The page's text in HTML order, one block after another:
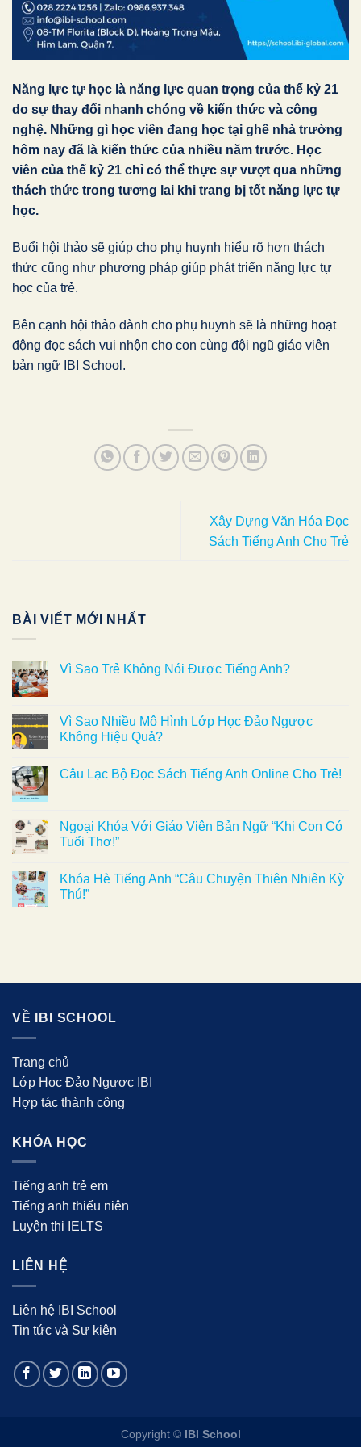
Năng lực tự học là năng lực quan trọng của thế kỷ 21
do sự thay đổi nhanh chóng về kiến thức và công
nghệ. Những gì học viên đang học tại ghế nhà trường
hôm nay đã là kiến thức của nhiều năm trước. Học
viên của thế kỷ 21 chỉ có thể thực sự vượt qua những
thách thức trong tương lai khi trang bị tốt năng lực tự
học.
Buổi hội thảo sẽ giúp cho phụ huynh hiểu rõ hơn thách
thức cũng như phương pháp giúp phát triển năng lực tự
học của trẻ.
Bên cạnh hội thảo dành cho phụ huynh sẽ là những hoạt
động đọc sách vui nhộn cho con cùng đội ngũ giáo viên
bản ngữ IBI School.
Xây Dựng Văn Hóa Đọc
Sách Tiếng Anh Cho Trẻ
BÀI VIẾT MỚI NHẤT
Vì Sao Trẻ Không Nói Được Tiếng Anh?
Vì Sao Nhiều Mô Hình Lớp Học Đảo Ngược
Không Hiệu Quả?
Câu Lạc Bộ Đọc Sách Tiếng Anh Online Cho Trẻ!
Ngoại Khóa Với Giáo Viên Bản Ngữ “Khi Con Có
Tuổi Thơ!”
Khóa Hè Tiếng Anh “Câu Chuyện Thiên Nhiên Kỳ
Thú!”
VỀ IBI SCHOOL
Trang chủ
Lớp Học Đảo Ngược IBI
Hợp tác thành công
KHÓA HỌC
Tiếng anh trẻ em
Tiếng anh thiếu niên
Luyện thi IELTS
LIÊN HỆ
Liên hệ IBI School
Tin tức và Sự kiện
Copyright © IBI School